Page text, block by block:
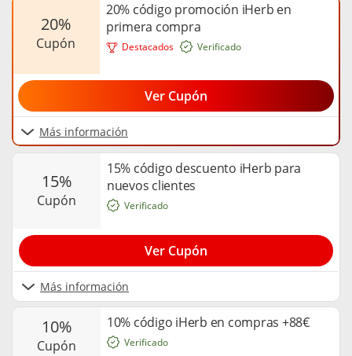
Destacados
20%
cupón
20% código promoción iHerb en
primera compra
Más información
Verificado
Ver Cupón
15%
cupón
15% código descuento iHerb para
nuevos clientes
Más información
Verificado
Ver Cupón
10%
cupón
10% código iHerb en compras +88€
Verificado